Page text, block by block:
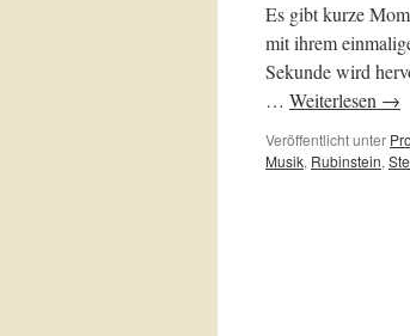
Es gibt kurze
mit ihrem
Sekunde wird
… Weiterlesen →
Veröffentlicht unter
Musik, Rubinstein,